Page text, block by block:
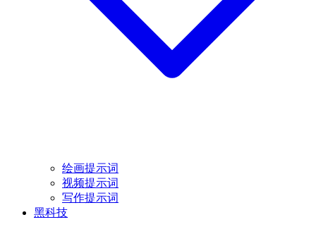
绘画提示词
视频提示词
写作提示词
黑科技